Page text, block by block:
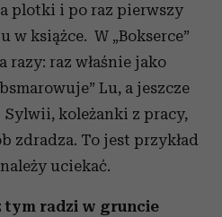
plotki i po raz pierwszy
w książce. W „Bokserce”
raz właśnie jako
Lu, a jeszcze
koleżanki z pracy,
zdradza. To jest przykład
uciekać.
tym radzi w gruncie